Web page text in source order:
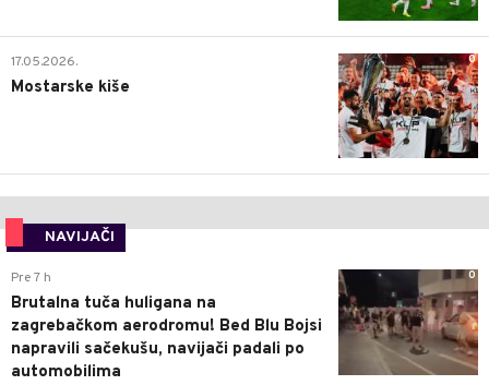
0
17.05.2026.
Mostarske kiše
NAVIJAČI
0
Pre 7 h
Brutalna tuča huligana na
zagrebačkom aerodromu! Bed Blu Bojsi
napravili sačekušu, navijači padali po
automobilima